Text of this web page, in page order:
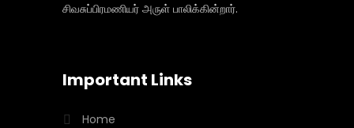
சிவசுப்பிரமணியர் அருள் பாலிக்கின்றார்.
Important Links
Home